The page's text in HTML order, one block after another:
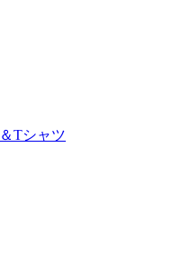
Tシャツ